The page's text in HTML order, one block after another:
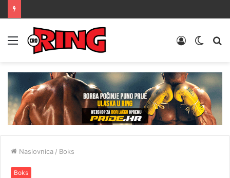
Menu
Switch
Prijava
Naslovnica / Boks
Boks